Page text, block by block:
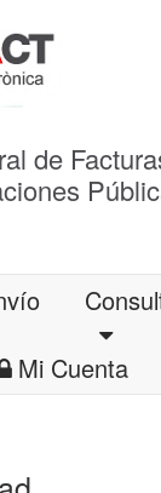
de
Mi Cuenta